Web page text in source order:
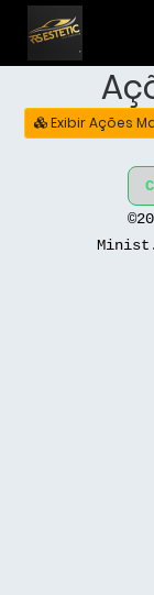
Exibir Ações